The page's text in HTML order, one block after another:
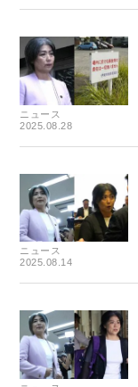
ニュース
2025.08.28
ニュース
2025.08.14